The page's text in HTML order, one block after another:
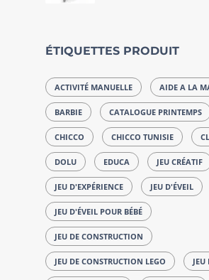
ÉTIQUETTES PRODUIT
ACTIVITÉ MANUELLE AIDE A LA
BARBIE CATALOGUE PRINTEMPS
CHICCO CHICCO TUNISIE
DOLU EDUCA JEU CRÉATIF
JEU D'EXPÉRIENCE JEU D'ÉVEIL
JEU D'ÉVEIL POUR BÉBÉ
JEU DE CONSTRUCTION
JEU DE CONSTRUCTION LEGO JEU